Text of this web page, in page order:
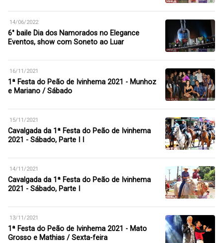
14/06/2022
6° baile Dia dos Namorados no Elegance
Eventos, show com Soneto ao Luar
16/11/2021
1ª Festa do Peão de Ivinhema 2021 - Munhoz
e Mariano / Sábado
15/11/2021
Cavalgada da 1ª Festa do Peão de Ivinhema
2021 - Sábado, Parte I I
14/11/2021
Cavalgada da 1ª Festa do Peão de Ivinhema
2021 - Sábado, Parte I
13/11/2021
1ª Festa do Peão de Ivinhema 2021 - Mato
Grosso e Mathias / Sexta-feira